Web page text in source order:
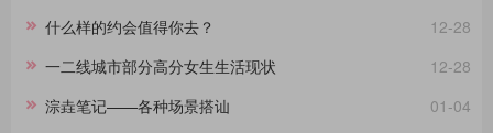
12-28
什么样的约会值得你去？
12-28
一二线城市部分高分女生生活现状
01-04
淙垚笔记——各种场景搭讪